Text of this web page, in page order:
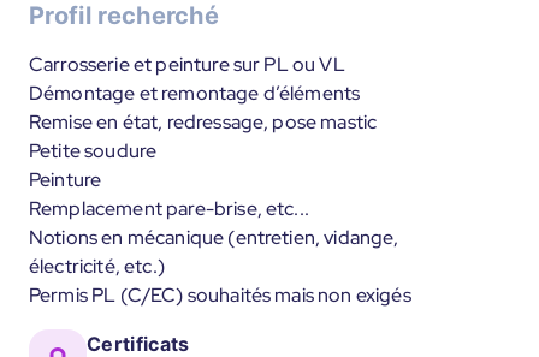
Profil recherché
Carrosserie et peinture sur PL ou VL
Démontage et remontage d’éléments
Remise en état, redressage, pose mastic
Petite soudure
Peinture
Remplacement pare-brise, etc...
Notions en mécanique (entretien, vidange,
électricité, etc.)
Permis PL (C/EC) souhaités mais non exigés
Certificats